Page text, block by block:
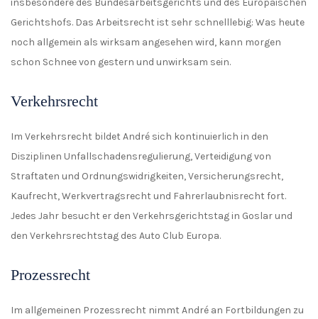
insbesondere des Bundesarbeitsgerichts und des Europäischen
Gerichtshofs. Das Arbeitsrecht ist sehr schnelllebig: Was heute
noch allgemein als wirksam angesehen wird, kann morgen
schon Schnee von gestern und unwirksam sein.
Verkehrsrecht
Im Verkehrsrecht bildet André sich kontinuierlich in den
Disziplinen Unfallschadensregulierung, Verteidigung von
Straftaten und Ordnungswidrigkeiten, Versicherungsrecht,
Kaufrecht, Werkvertragsrecht und Fahrerlaubnisrecht fort.
Jedes Jahr besucht er den Verkehrsgerichtstag in Goslar und
den Verkehrsrechtstag des Auto Club Europa.
Prozessrecht
Im allgemeinen Prozessrecht nimmt André an Fortbildungen zu